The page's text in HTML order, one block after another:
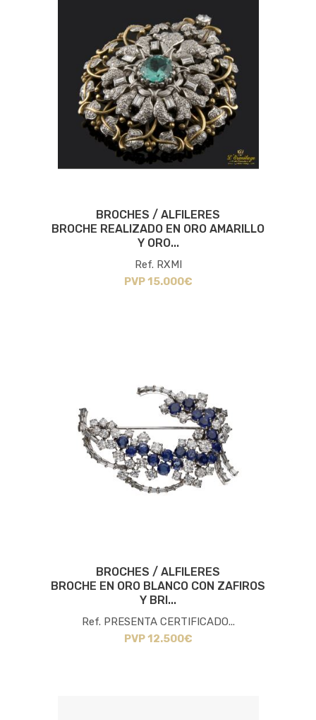
BROCHES / ALFILERES
BROCHE REALIZADO EN ORO AMARILLO
Y ORO...
Ref. RXMI
PVP 15.000€
BROCHES / ALFILERES
BROCHE EN ORO BLANCO CON ZAFIROS
Y BRI...
Ref. PRESENTA CERTIFICADO...
PVP 12.500€